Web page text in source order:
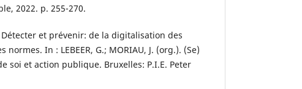
2022. p. 255-270.
Détecter et prévenir: de la digitalisation des
In : LEBEER, G.; MORIAU, J. (org.). (Se)
soi et action publique. Bruxelles: P.I.E. Peter